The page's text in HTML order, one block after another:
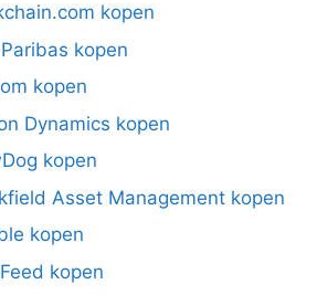
kopen
kopen
kopen
Dynamics kopen
kopen
Asset Management kopen
kopen
kopen